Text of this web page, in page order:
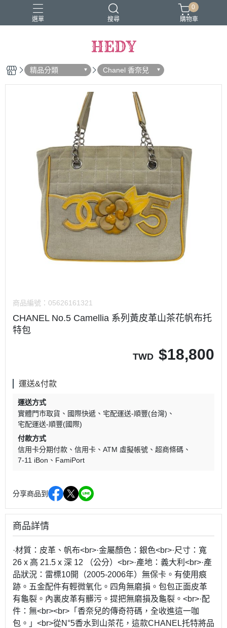
選單 搜尋
0
購物車
HEDY
精品分類 Chanel 香奈兒
商品編號： 05626161321
CHANEL No.5 Camellia 系列黃皮革山茶花帆布托
特包
TWD $18,800
運送&付款
運送方式
實體門市取貨
國際快遞
宅配運送-順豐(台灣)
宅配運送-順豐(國際)
付款方式
信用卡分期付款
信用卡 ATM 虛擬帳號
超商條碼
7-11 iBon
FamiPort
分享商品到
商品詳情
·材質：皮革、帆布<br>·金屬顏色：銀色<br>·尺寸：寬
26 x 高 21.5 x 深 12 （公分）<br>·產地：義大利<br>·產
品狀況：雷標10開（2005-2006年）無保卡。有使用痕
跡。五金配件有輕微氧化。四角無磨損。包包正面皮革
有龜裂。內裏皮革有髒污。提把無磨損及龜裂。<br>·配
件：無<br><br>「香奈兒的傳奇符碼，全收進這一咖
包。」<br>從N°5香水到山茶花，這款CHANEL托特將品